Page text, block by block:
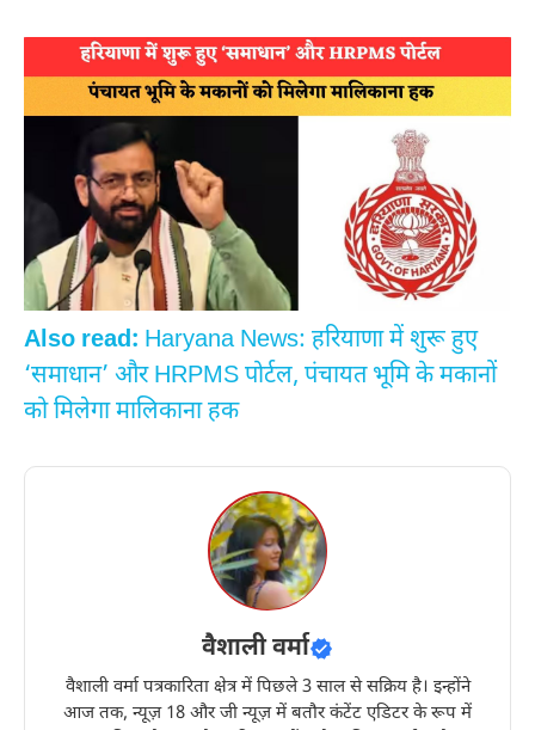
Also read: Haryana News: हरियाणा में शुरू हुए
‘समाधान’ और HRPMS पोर्टल, पंचायत भूमि के मकानों
को मिलेगा मालिकाना हक
वैशाली वर्मा
वैशाली वर्मा पत्रकारिता क्षेत्र में पिछले 3 साल से सक्रिय है। इन्होंने
आज तक, न्यूज़ 18 और जी न्यूज़ में बतौर कंटेंट एडिटर के रूप में